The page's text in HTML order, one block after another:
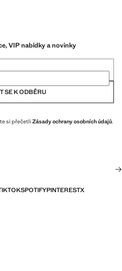
VIP nabídky a novinky
SE K ODBĚRU
si přečetli Zásady ochrany osobních údajů.
SPOTIFYPINTERESTX